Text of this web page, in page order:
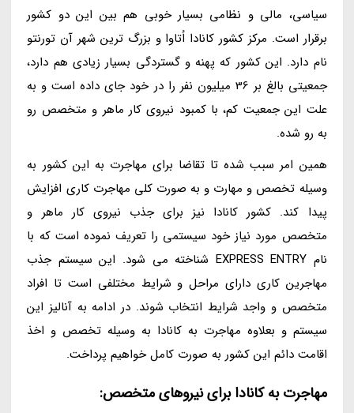
سیاسی، مالی و نظامی بسیار خوبی هم بین این دو کشور
برقرار است. مرکز کشور کانادا اُتاوا و بزرگ ترین شهر آن تورنتو
نام دارد. این کشور که پهنه و گستردگی بسیار زیادی هم دارد،
جمعیتی بالغ بر 36 میلیون نفر را در خود جای داده است و به
علت این جمعیت کم، با کمبود نیروی کار ماهر و متخصص رو
به رو شده.
همین امر سبب شده تا تقاضا برای مهاجرت به این کشور به
وسیله تخصص و مهارت و به صورت کلی مهاجرت کاری افزایش
پیدا کند. کشور کانادا نیز برای جذب نیروی کار ماهر و
متخصص مورد نیاز خود سیستمی را تعریف نموده است که با
نام EXPRESS ENTRY شناخته می شود. این سیستم جذب
مهاجرین کاری دارای مراحل و شرایط مختلفی است تا افراد
متخصص و واجد شرایط انتخاب شوند. در ادامه به آنالیز این
سیستم و بعلاوه مهاجرت به کانادا به وسیله تخصص و اخذ
اقامت دائم این کشور به صورت کامل خواهیم پرداخت.
مهاجرت به کانادا برای نیروهای متخصص: